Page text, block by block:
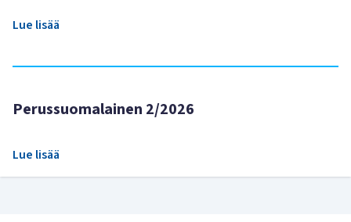
Lue lisää
Perussuomalainen 2/2026
Lue lisää